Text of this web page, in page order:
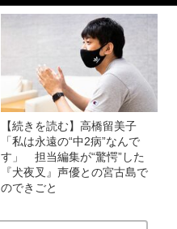
【続きを読む】高橋留美子
「私は永遠の“中2病”なんで
す」 担当編集が“驚愕”した
『犬夜叉』声優との宮古島で
のできごと